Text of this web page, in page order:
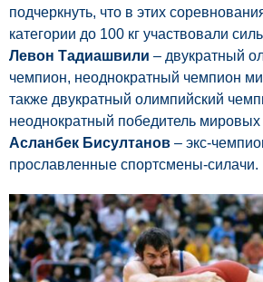
подчеркнуть, что в этих
категории до 100 кг участвовали
Левон Тадиашвили – двукратный
чемпион, неоднократный чемпион
также двукратный олимпийский
неоднократный победитель мировых
Асланбек Бисултанов – экс-
прославленные спортсмены-силачи.